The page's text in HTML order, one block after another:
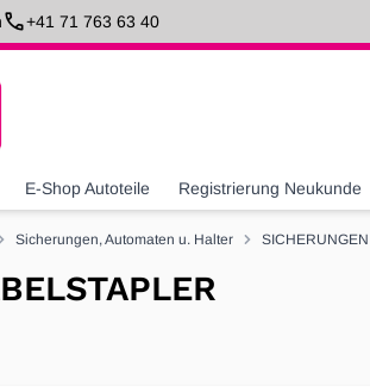
+41 71 763 63 40
E-Shop Autoteile Registrierung Neukunde
Sicherungen, Automaten u. Halter SICHERUNGEN